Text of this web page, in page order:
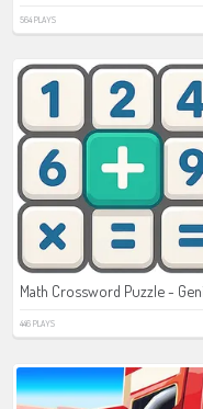
564 PLAYS
446 PLAYS